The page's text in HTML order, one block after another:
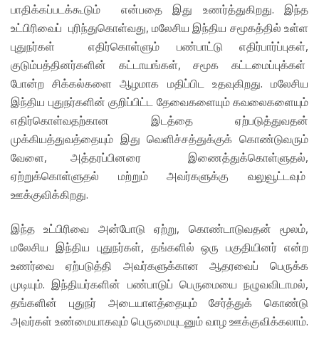
பாதிக்கப்படக்கூடும் என்பதை இது உணர்த்துகிறது. இந்த
உட்பிரிவைப் புரிந்துகொள்வது, மலேசிய இந்திய சமூகத்தில் உள்ள
புதுநர்கள் எதிர்கொள்ளும் பண்பாட்டு எதிர்பார்ப்புகள்,
குடும்பத்தினர்களின் கட்டாயங்கள், சமூக கட்டமைப்புக்கள்
போன்ற சிக்கல்களை ஆழமாக மதிப்பிட உதவுகிறது. மலேசிய
இந்திய புதுநர்களின் குறிப்பிட்ட தேவைகளையும் கவலைகளையும்
எதிர்கொள்வதற்கான இடத்தை ஏற்படுத்துவதன்
முக்கியத்துவத்தையும் இது வெளிச்சத்துக்குக் கொண்டுவரும்
வேளை, அத்தரப்பினரை இணைத்துக்கொள்ளுதல்,
ஏற்றுக்கொள்ளுதல் மற்றும் அவர்களுக்கு வலுவூட்டவும்
ஊக்குவிக்கிறது.
இந்த உட்பிரிவை அன்போடு ஏற்று, கொண்டாடுவதன் மூலம்,
மலேசிய இந்திய புதுநர்கள், தங்களில் ஒரு பகுதியினர் என்ற
உணர்வை ஏற்படுத்தி அவர்களுக்கான ஆதரவைப் பெருக்க
முடியும். இந்தியர்களின் பண்பாடுப் பெருமையை நழுவவிடாமல்,
தங்களின் புதுநர் அடையாளத்தையும் சேர்த்துக் கொண்டு
அவர்கள் உண்மையாகவும் பெருமையுடனும் வாழ ஊக்குவிக்கலாம்.